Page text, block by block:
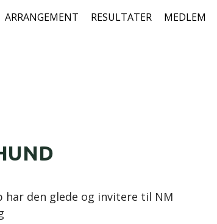
ARRANGEMENT RESULTATER MEDLEM
har den glede og invitere til NM